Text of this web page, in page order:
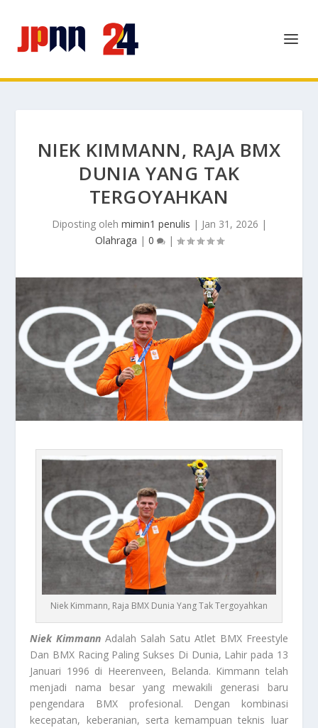
NIEK KIMMANN, RAJA BMX
DUNIA YANG TAK
TERGOYAHKAN
Diposting oleh mimin1 penulis | Jan 31, 2026 |
Olahraga | 0 |
Niek Kimmann, Raja BMX Dunia Yang Tak Tergoyahkan
Niek Kimmann Adalah Salah Satu Atlet BMX Freestyle
Dan BMX Racing Paling Sukses Di Dunia, Lahir pada 13
Januari 1996 di Heerenveen, Belanda. Kimmann telah
menjadi nama besar yang mewakili generasi baru
pengendara BMX profesional. Dengan kombinasi
kecepatan, keberanian, serta kemampuan teknis luar